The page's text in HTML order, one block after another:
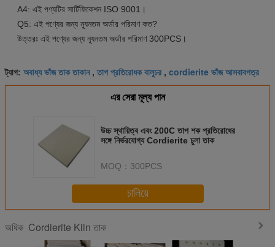
A4: এই পণ্যটির সার্টিফিকেশন ISO 9001।
Q5: এই পণ্যের জন্য ন্যূনতম অর্ডার পরিমাণ কত?
উত্তরঃ এই পণ্যের জন্য ন্যূনতম অর্ডার পরিমাণ 300PCS।
ট্যাগ: অবাধ্য ভাঁজ তাক তাকান,তাপ প্রতিরোধক বালুচর , cordierite ভাঁজ আসবাবপত্র
এর সেরা মূল্য পান
উচ্চ স্থায়িত্ব এবং 200C তাপ শক প্রতিরোধের
সঙ্গে নির্ভরযোগ্য Cordierite চুলা তাক
MOQ： 300PCS
চালিয়ে
অধিক Cordierite Kiln তাক